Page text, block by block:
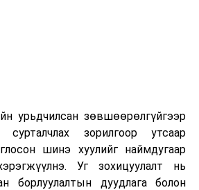
сарын 13-наас оюутнуудыг
оруулж эхэлнэ.
үйл ажиллагааны
урьдчилсан зөвшөөрөлгүйгээр
сурталчлах зорилгоор утсаар
шинэ хуулийг наймдугаар
Уг зохицуулалт нь
борлуулалтын дуудлага болон